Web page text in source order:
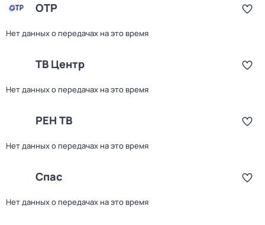
ОТР
Нет данных о передачах на это время
ТВ Центр
Нет данных о передачах на это время
РЕН ТВ
Нет данных о передачах на это время
Спас
Нет данных о передачах на это время